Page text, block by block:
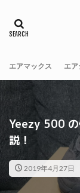
エアマックス エ
Yeezy 500 の
説！
2019年4月27日